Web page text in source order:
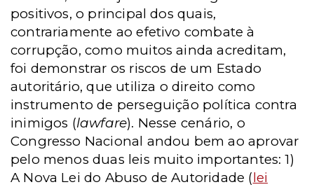
positivos, o principal dos quais,
contrariamente ao efetivo combate à
corrupção, como muitos ainda acreditam,
foi demonstrar os riscos de um Estado
autoritário, que utiliza o direito como
instrumento de perseguição política contra
inimigos (lawfare). Nesse cenário, o
Congresso Nacional andou bem ao aprovar
pelo menos duas leis muito importantes: 1)
A Nova Lei do Abuso de Autoridade (lei